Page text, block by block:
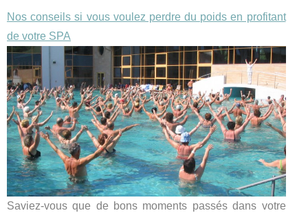
Nos conseils si vous voulez perdre du poids en profitant
de votre SPA
Saviez-vous que de bons moments passés dans votre